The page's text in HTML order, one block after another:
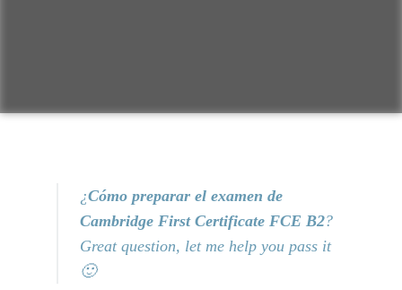
¿Cómo preparar el examen de
Cambridge First Certificate FCE B2?
Great question, let me help you pass it
🙂